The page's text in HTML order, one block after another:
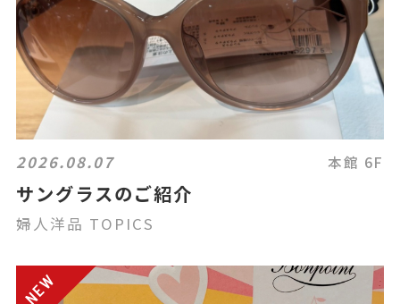
2026.08.07 本館 6F
サングラスのご紹介
婦人洋品 TOPICS